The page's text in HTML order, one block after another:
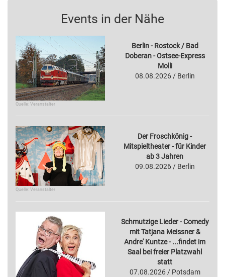
Events in der Nähe
Quelle: Veranstalter
Berlin - Rostock / Bad
Doberan - Ostsee-Express
Molli
08.08.2026 / Berlin
Quelle: Veranstalter
Der Froschkönig -
Mitspieltheater - für Kinder
ab 3 Jahren
09.08.2026 / Berlin
Schmutzige Lieder - Comedy
mit Tatjana Meissner &
Andre' Kuntze - ...findet im
Saal bei freier Platzwahl
statt
07.08.2026 / Potsdam